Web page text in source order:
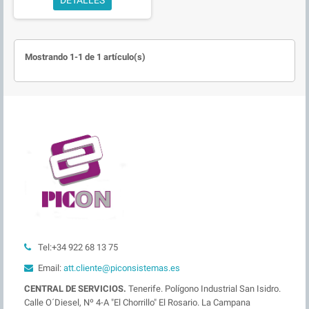
Mostrando 1-1 de 1 artículo(s)
Tel:+34 922 68 13 75
Email: att.cliente@piconsistemas.es
CENTRAL DE SERVICIOS. Tenerife. Polígono Industrial San Isidro.
Calle O´Diesel, Nº 4-A "El Chorrillo" El Rosario. La Campana